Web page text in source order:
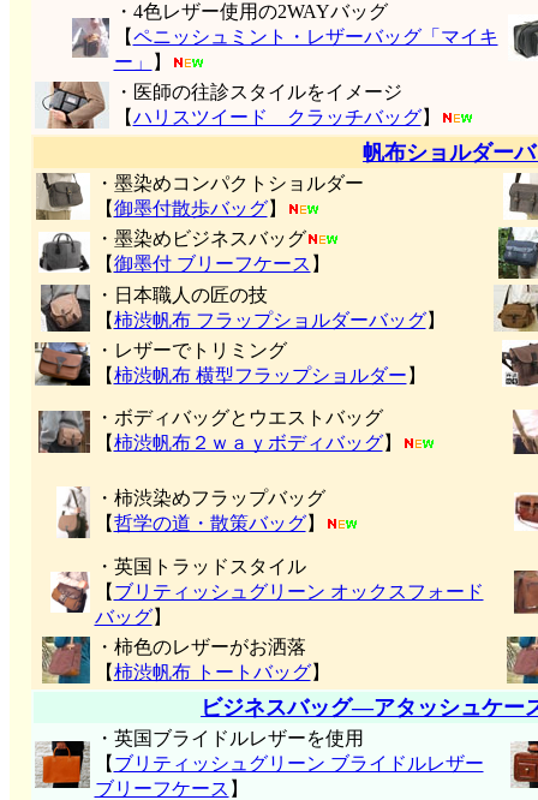
・4色レザー使用の2WAYバッグ
【ペニッシュミント・レザーバッグ「マイキ
ー」
】
・医師の往診スタイルをイメージ
【ハリスツイード クラッチバッグ】
帆布ショルダー
・墨染めコンパクトショルダー
【御墨付散歩バッグ】
・墨染めビジネスバッグ
【御墨付 ブリーフケース 】
・日本職人の匠の技
【柿渋帆布 フラップショルダーバッグ】
・レザーでトリミング
【柿渋帆布 横型フラップショルダー 】
・ボディバッグとウエストバッグ
【柿渋帆布２ｗａｙボディバッグ】
・柿渋染めフラップバッグ
【哲学の道・散策バッグ】
・英国トラッドスタイル
【 ブリティッシュグリーン オックスフォード
バッグ】
・柿色のレザーがお洒落
【柿渋帆布 トートバッグ】
ビジネスバッグ―アタッシュケー
・英国ブライドルレザーを使用
【 ブリティッシュグリーン ブライドルレザー
ブリーフケース 】